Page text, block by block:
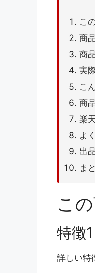
こ
商
商
実
こ
商
楽
よ
出
ま
こ
特徴
詳しい特